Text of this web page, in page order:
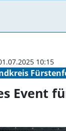
10:15
Event